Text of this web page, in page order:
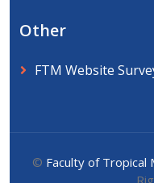
Other
FTM Website
© Faculty of Tropical